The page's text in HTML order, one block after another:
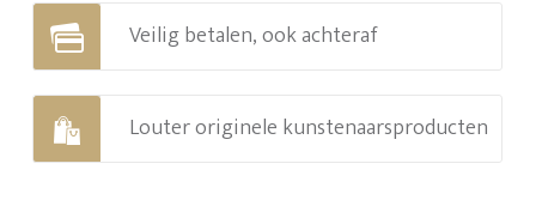
Veilig betalen, ook achteraf
Louter originele kunstenaarsproducten